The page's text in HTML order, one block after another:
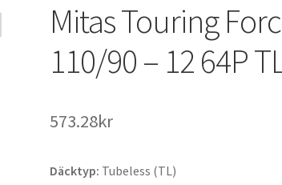
Mitas Touring
110/90 – 12 64P
573.28kr
Däcktyp: Tubeless (TL)